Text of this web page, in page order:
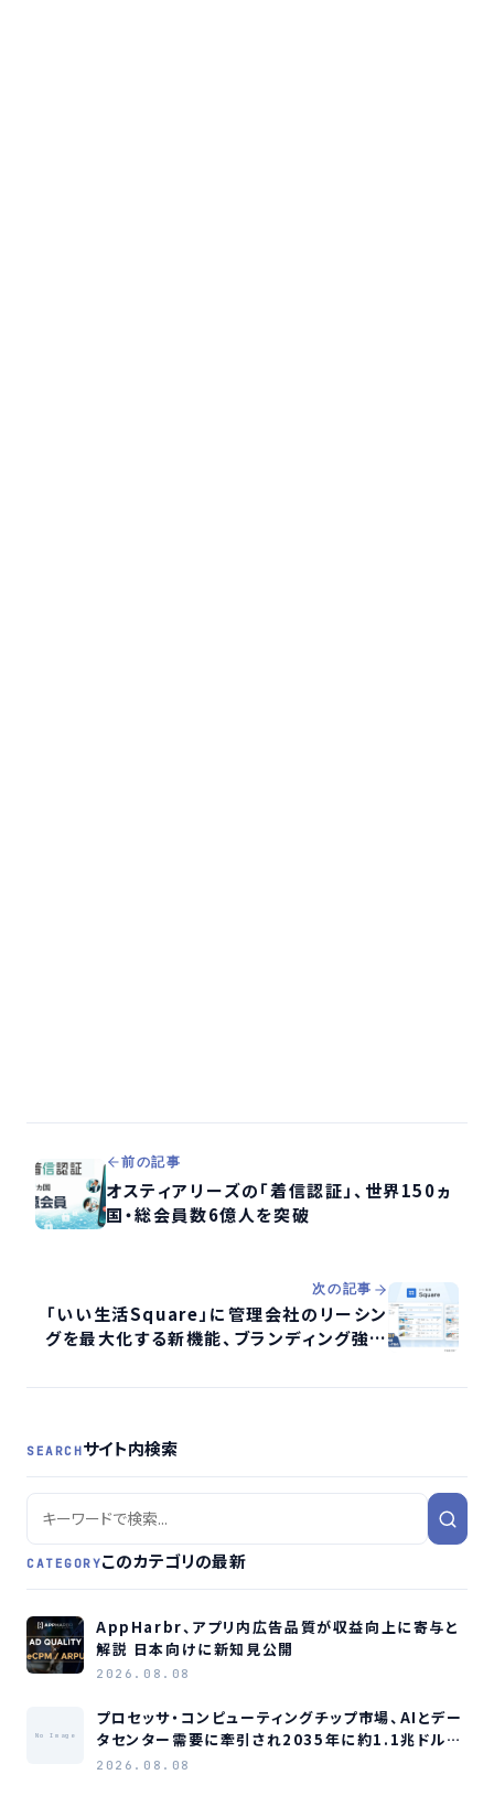
前の記事
オスティアリーズの「着信認証」、世界150ヵ
国・総会員数6億人を突破
次の記事
「いい生活Square」に管理会社のリーシン
グを最大化する新機能、ブランディング強化
SEARCHサイト内検索
CATEGORYこのカテゴリの最新
AppHarbr、アプリ内広告品質が収益向上に寄与と
解説 日本向けに新知見公開
2026.08.08
No Image
プロセッサ・コンピューティングチップ市場、AIとデー
タセンター需要に牽引され2035年に約1.1兆ドル規
模へ成長か
2026.08.08